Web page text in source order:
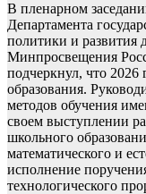
В пленарном
Департамента
политики и развития
Минпросвещения
подчеркнул, что 2026
образования.
методов обучения
своем выступлении
школьного
математического и
исполнение
технологического